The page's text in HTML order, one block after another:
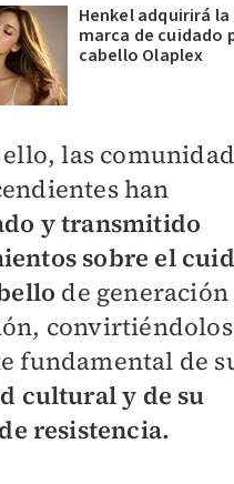
Henkel adquirirá la
marca de cuidado
cabello Olaplex
las
han
y transmitido
sobre el
de generación
fundamental de
cultural y de su
resistencia.